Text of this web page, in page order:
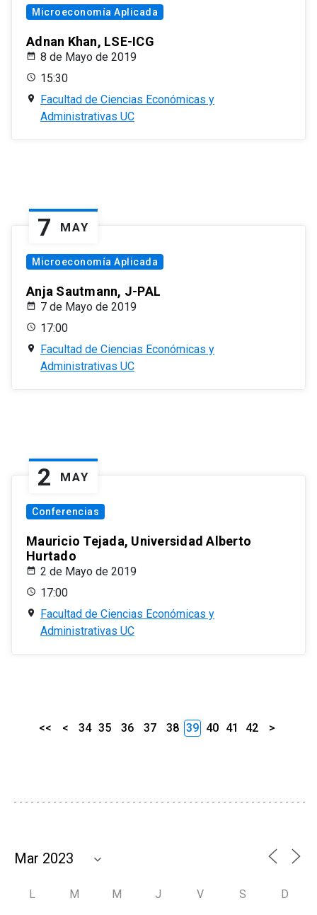
Microeconomía Aplicada
Adnan Khan, LSE-ICG
8 de Mayo de 2019
15:30
Facultad de Ciencias Económicas y
Administrativas UC
7 MAY
Microeconomía Aplicada
Anja Sautmann, J-PAL
7 de Mayo de 2019
17:00
Facultad de Ciencias Económicas y
Administrativas UC
2 MAY
Conferencias
Mauricio Tejada, Universidad Alberto
Hurtado
2 de Mayo de 2019
17:00
Facultad de Ciencias Económicas y
Administrativas UC
<< < 34 35 36 37 38 39 40 41 42 >
L M M J V S D